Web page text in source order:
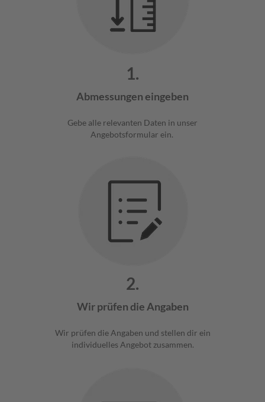
1.
Abmessungen eingeben
Gebe alle relevanten Daten in unser
Angebotsformular ein.
2.
Wir prüfen die Angaben
Wir prüfen die Angaben und stellen dir ein
individuelles Angebot zusammen.